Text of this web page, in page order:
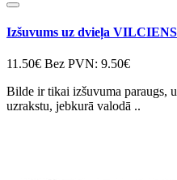
Izšuvums uz dvieļa
11.50€ Bez PVN: 9.50€
Bilde ir tikai izšuvuma paraugs,
uzrakstu, jebkurā valodā ..